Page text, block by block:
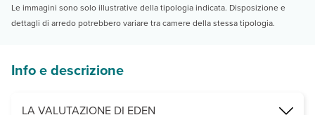
Le immagini sono solo illustrative della tipologia indicata. Disposizione e
dettagli di arredo potrebbero variare tra camere della stessa tipologia.
Info e descrizione
LA VALUTAZIONE DI EDEN